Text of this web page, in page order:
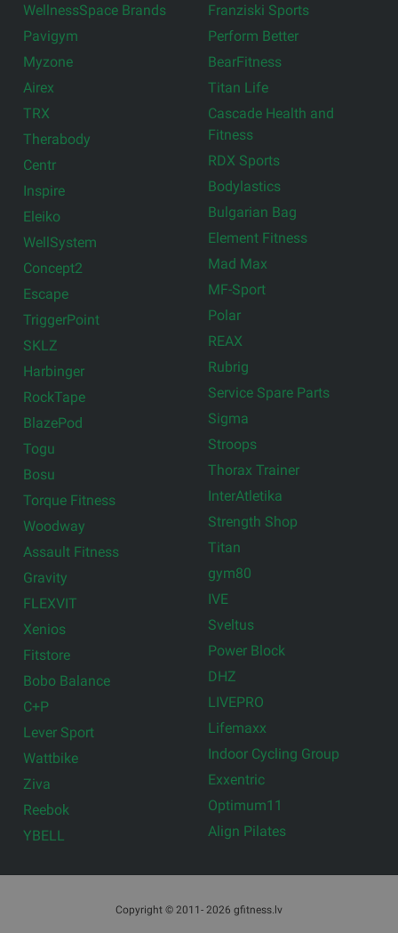
WellnessSpace Brands
Pavigym
Myzone
Airex
TRX
Therabody
Centr
Inspire
Eleiko
WellSystem
Concept2
Escape
TriggerPoint
SKLZ
Harbinger
RockTape
BlazePod
Togu
Bosu
Torque Fitness
Woodway
Assault Fitness
Gravity
FLEXVIT
Xenios
Fitstore
Bobo Balance
C+P
Lever Sport
Wattbike
Ziva
Reebok
YBELL
Franziski Sports
Perform Better
BearFitness
Titan Life
Cascade Health and
Fitness
RDX Sports
Bodylastics
Bulgarian Bag
Element Fitness
Mad Max
MF-Sport
Polar
REAX
Rubrig
Service Spare Parts
Sigma
Stroops
Thorax Trainer
InterAtletika
Strength Shop
Titan
gym80
IVE
Sveltus
Power Block
DHZ
LIVEPRO
Lifemaxx
Indoor Cycling Group
Exxentric
Optimum11
Align Pilates
Copyright © 2011- 2026 gfitness.lv